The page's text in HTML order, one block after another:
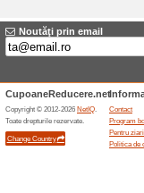
un
directe